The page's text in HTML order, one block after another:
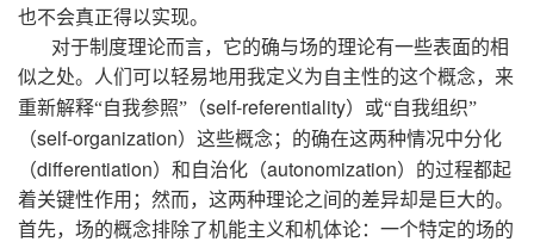
也不会真正得以实现。
对于制度理论而言，它的确与场的理论有一些表面的相
似之处。人们可以轻易地用我定义为自主性的这个概念，来
重新解释“自我参照”（self-referentiality）或“自我组织”
（self-organization）这些概念；的确在这两种情况中分化
（differentiation）和自治化（autonomization）的过程都起
着关键性作用；然而，这两种理论之间的差异却是巨大的。
首先，场的概念排除了机能主义和机体论：一个特定的场的